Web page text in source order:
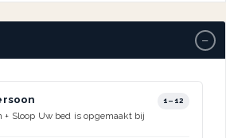
−
1–12
+ Sloop Uw bed is opgemaakt bij